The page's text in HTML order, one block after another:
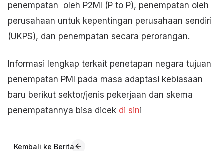
penempatan oleh P2MI (P to P), penempatan oleh
perusahaan untuk kepentingan perusahaan sendiri
(UKPS), dan penempatan secara perorangan.
Informasi lengkap terkait penetapan negara tujuan
penempatan PMI pada masa adaptasi kebiasaan
baru berikut sektor/jenis pekerjaan dan skema
penempatannya bisa dicek di sini
Kembali ke Berita